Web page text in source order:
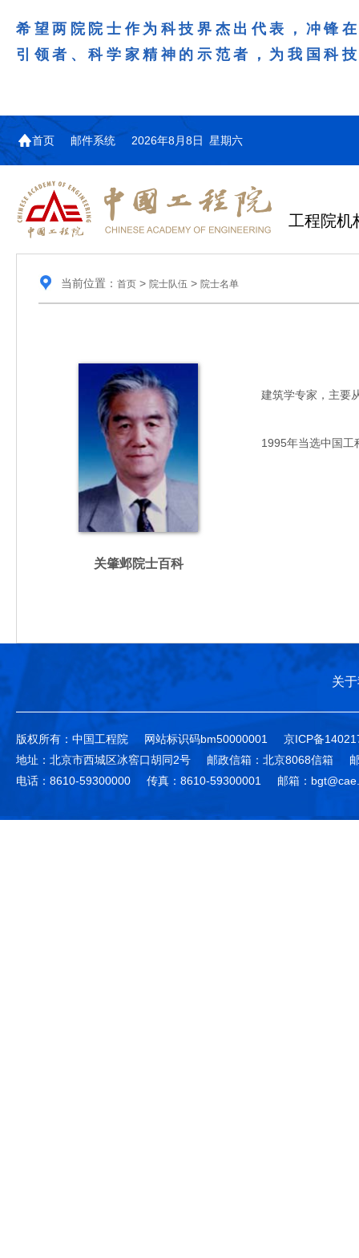
希望两院院士作为科技界杰出代表，冲锋
引领者、科学家精神的示范者，为我国科
首页 邮件系统 2026年8月8日 星期六
工程院机
当前位置： 首页> 院士队伍 > 院士名单
关肇邺院士百科
建筑学专家，主要从
1995年当选中国工
关
版权所有：中国工程院 网站标识码bm50000001
京ICP备
地址：北京市西城区冰窖口胡同2号
邮政信箱：北京8068信箱
电话：8610-59300000
传真：8610-59300001 邮箱：